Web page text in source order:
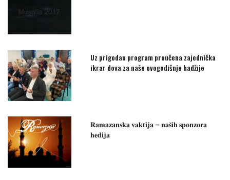
Uz prigodan program proučena zajednička
ikrar dova za naše ovogodišnje hadžije
𝐑𝐚𝐦𝐚𝐳𝐚𝐧𝐬𝐤𝐚 𝐯𝐚𝐤𝐭𝐢𝐣𝐚 – 𝐧𝐚𝐬̌𝐢𝐡 𝐬𝐩𝐨𝐧𝐳𝐨𝐫𝐚
𝐡𝐞𝐝𝐢𝐣𝐚